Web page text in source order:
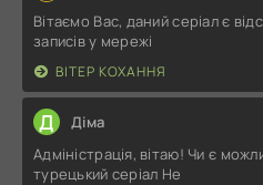
Вітаємо Вас, даний серіал є
записів у мережі
ВІТЕР КОХАННЯ
Д Діма
Адміністрація, вітаю! Чи є
турецький серіал Не